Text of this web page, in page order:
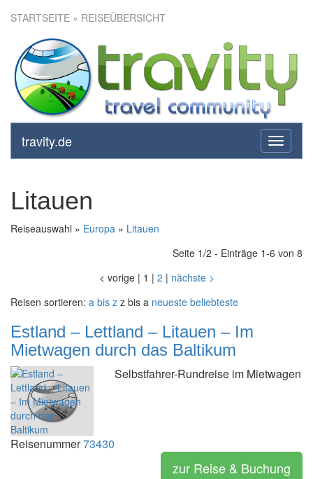
STARTSEITE » REISEÜBERSICHT
toggle
travity.de
Litauen
Reiseauswahl » Europa » Litauen
Seite 1/2 - Einträge 1-6 von 8
< vorige | 1 | 2 | nächste >
Reisen sortieren: a bis z z bis a neueste beliebteste
Estland – Lettland – Litauen – Im
Mietwagen durch das Baltikum
Selbstfahrer-Rundreise im Mietwagen
Reisenummer73430
zur Reise & Buchung